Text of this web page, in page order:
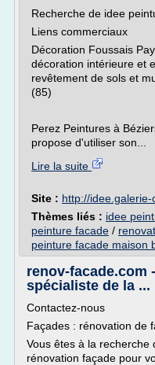
Recherche de idee
Liens commerciaux
Décoration Foussais
décoration intérieure et
revêtement de sols et
(85)
Perez Peintures à
propose d'utiliser son...
Lire la suite
Site : http://idee.galerie-
Thèmes liés : idee
peinture facade /
peinture facade maison
renov-facade.com
spécialiste de la ...
Contactez-nous
Façades : rénovation de
Vous êtes à la recherche
rénovation façade pour